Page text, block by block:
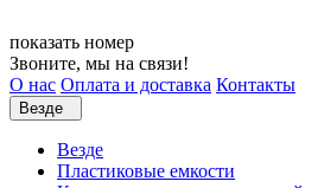
показать номер
Звоните, мы на связи!
О нас Оплата и доставка Контакты
Везде
Везде
Пластиковые емкости